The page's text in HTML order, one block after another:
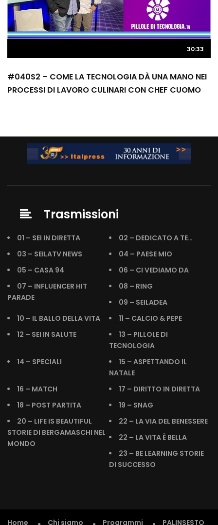
30:33
#040S2 – COME LA TECNOLOGIA DÀ UNA MANO NEI
PROCESSI DI LAVORO CULINARI CON CHEF CUOMO
Trasmissioni
01 – SEI IN DIRETTA
02 – DEDICATO A TE…
03 – SEILATV NEWS
04 – PAESE MIO
05 – CASA 94
06 – CI VEDIAMO DA
07 – INFLUENCER HIT
PARADE
08 – RING
09 – SEILADEA
10 – IL BALLO DELLA VITA
11 – CALCIO & PEPE
12 – SEI IN SALUTE
13 – PILLOLE DI
TECNOLOGIA
14 – SPECIALI
15 – ASPETTANDO IL
NATALE
16 – MATCH
17 – DIRITTO IN DIRETTA
18 – POST PARTITA
19 – SNAG
20 – LIFE IS BEAUTIFUL
STORIE DI BERGAMASCHI NEL
MONDO
22 – LA VIA DEL BENESSERE
22 – LA VITA È BELLA
23 – BE LEARNING STORIE
DI SUCCESSO
Home Chi siamo Programmi PALINSESTO